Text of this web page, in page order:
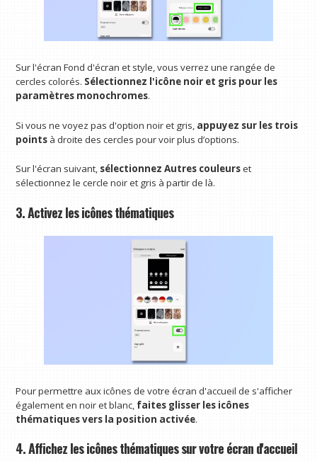
Sur l'écran Fond d'écran et style, vous verrez une rangée de
cercles colorés. Sélectionnez l'icône noir et gris pour les
paramètres monochromes.
Si vous ne voyez pas d'option noir et gris, appuyez sur les trois
points à droite des cercles pour voir plus d’options.
Sur l'écran suivant, sélectionnez Autres couleurset
sélectionnez le cercle noir et gris à partir de là.
3. Activez les icônes thématiques
Pour permettre aux icônes de votre écran d'accueil de s'afficher
également en noir et blanc, faites glisser les icônes
thématiques vers la position activée.
4. Affichez les icônes thématiques sur votre écran d'accueil